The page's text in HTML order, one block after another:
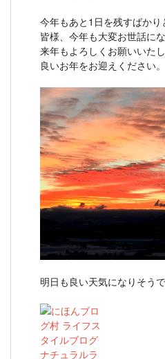
今年もあと1日を残すばかり
皆様、今年も大変お世話にな
来年もよろしくお願いいたし
良いお年をお迎えください。
明日も良い天気になりそうで